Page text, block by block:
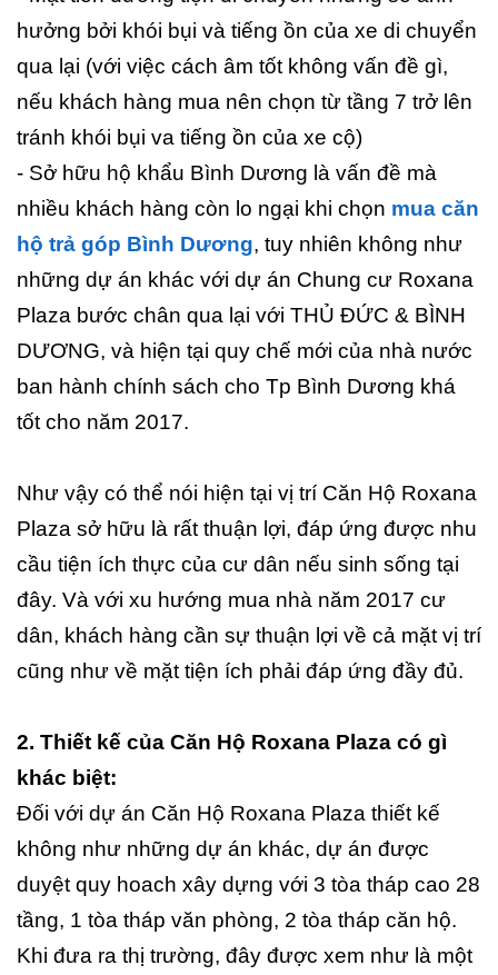
hưởng bởi khói bụi và tiếng ồn của xe di chuyển
qua lại (với việc cách âm tốt không vấn đề gì,
nếu khách hàng mua nên chọn từ tầng 7 trở lên
tránh khói bụi va tiếng ồn của xe cộ)
- Sở hữu hộ khẩu Bình Dương là vấn đề mà
nhiều khách hàng còn lo ngại khi chọn mua căn
hộ trả góp Bình Dương, tuy nhiên không như
những dự án khác với dự án Chung cư Roxana
Plaza bước chân qua lại với THỦ ĐỨC & BÌNH
DƯƠNG, và hiện tại quy chế mới của nhà nước
ban hành chính sách cho Tp Bình Dương khá
tốt cho năm 2017.
Như vậy có thể nói hiện tại vị trí Căn Hộ Roxana
Plaza sở hữu là rất thuận lợi, đáp ứng được nhu
cầu tiện ích thực của cư dân nếu sinh sống tại
đây. Và với xu hướng mua nhà năm 2017 cư
dân, khách hàng cần sự thuận lợi về cả mặt vị trí
cũng như về mặt tiện ích phải đáp ứng đầy đủ.
2. Thiết kế của Căn Hộ Roxana Plaza có gì
khác biệt:
Đối với dự án Căn Hộ Roxana Plaza thiết kế
không như những dự án khác, dự án được
duyệt quy hoach xây dựng với 3 tòa tháp cao 28
tầng, 1 tòa tháp văn phòng, 2 tòa tháp căn hộ.
Khi đưa ra thị trường, đây được xem như là một